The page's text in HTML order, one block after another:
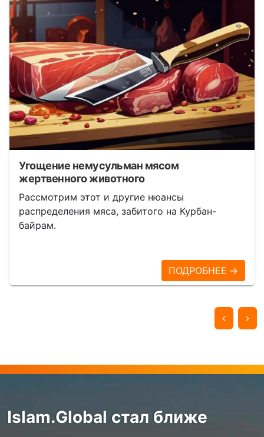
Угощение немусульман мясом
жертвенного животного
Рассмотрим этот и другие нюансы
распределения мяса, забитого на Курбан-
байрам.
ПОДРОБНЕЕ →
Islam.Global стал ближе